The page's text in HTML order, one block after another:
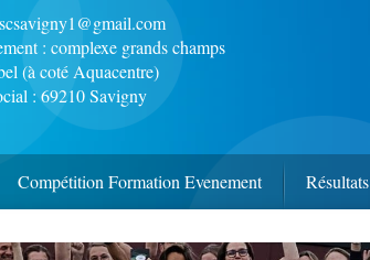
: complexe grands champs
(à coté Aquacentre)
: 69210 Savigny
Compétition Formation Evenement Résultats